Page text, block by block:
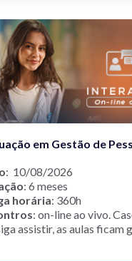
em Gestão de
: 10/08/2026
: 6 meses
horária: 360h
: on-line ao vivo.
assistir, as aulas ficam